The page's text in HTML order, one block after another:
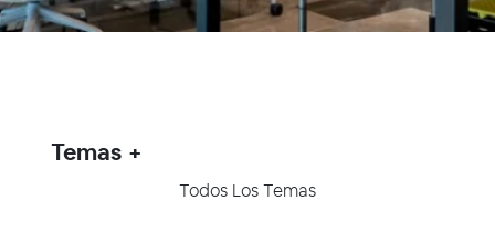
Temas
Todos Los Temas